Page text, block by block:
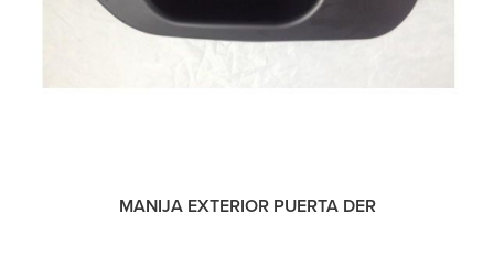
MANIJA EXTERIOR PUERTA DER